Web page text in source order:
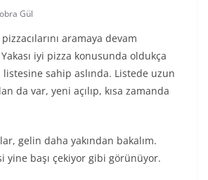
Gül
aramaya devam
iyi pizza konusunda oldukça
sahip aslında. Listede uzun
da var, yeni açılıp, kısa zamanda
gelin daha yakından bakalım.
yine başı çekiyor gibi görünüyor.